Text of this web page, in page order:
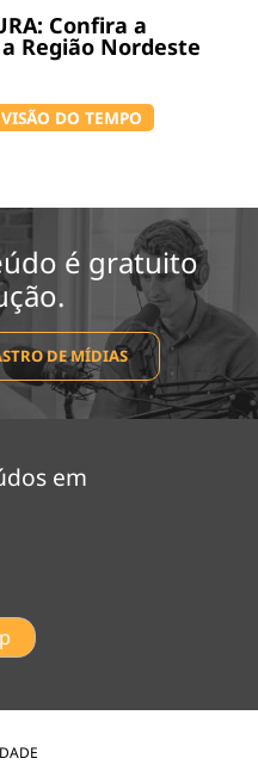
Confira a
Região Nordeste
DO TEMPO
é gratuito
DE MÍDIAS
em